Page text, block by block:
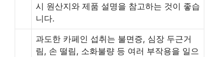
시 원산지와 제품 설명을 참고하는 것이 좋습
니다.
과도한 카페인 섭취는 불면증, 심장 두근거
림, 손 떨림, 소화불량 등 여러 부작용을 일으